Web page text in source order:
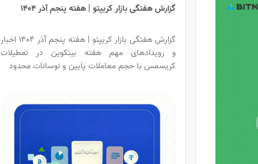
گزارش هفتگی بازار کریپتو | هفته پنجم آذر ۱۴۰۴
گزارش هفتگی بازار کریپتو | هفته پنجم آذر ۱۴۰۴ اخبار
و رویدادهای مهم هفته بیتکوین در تعطیلات
کریسمس با حجم معاملات پایین و نوسانات محدود